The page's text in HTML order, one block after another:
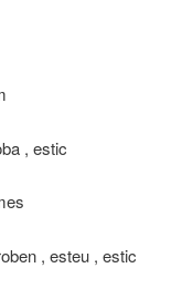
, estic
, esteu , estic